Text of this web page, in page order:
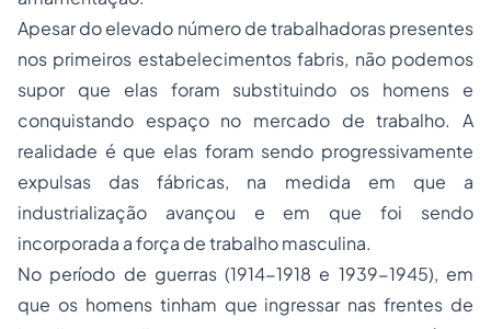
Apesar do elevado número de trabalhadoras presentes
nos primeiros estabelecimentos fabris, não podemos
supor que elas foram substituindo os homens e
conquistando espaço no mercado de trabalho. A
realidade é que elas foram sendo progressivamente
expulsas das fábricas, na medida em que a
industrialização avançou e em que foi sendo
incorporada a força de trabalho masculina.
No período de guerras (1914-1918 e 1939-1945), em
que os homens tinham que ingressar nas frentes de